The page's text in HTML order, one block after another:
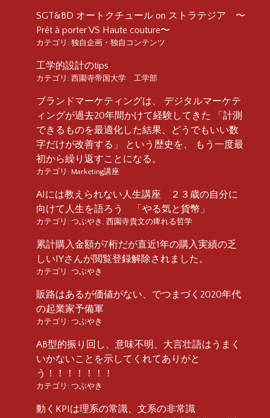
SGT&BD オートクチュール on ストラテジア 〜
Prêt à porter VS Haute couture〜
カテゴリ: 独自企画・独自コンテンツ
工学的設計のtips
カテゴリ: 西園寺帝国大学 工学部
ブランドマーケティングは、 デジタルマーケテ
ィングが過去20年間かけて経験してきた 「計測
できるものを最適化した結果、どうでもいい数
字だけが改善する」 という歴史を、 もう一度最
初から繰り返すことになる。
カテゴリ: Marketing講座
AIには教えられない人生講座 ２３歳の自分に
向けて人生を語ろう 「やる気と貨幣」
カテゴリ: つぶやき 西園寺貴文の痺れる哲学
累計購入金額が7桁だが直近1年の購入実績の乏
しいIYさんが閲覧登録解除されました。
カテゴリ: つぶやき
販路はあるが価値がない、でつまづく2020年代
の起業家予備軍
カテゴリ: つぶやき
AB型的振り回し、意味不明、大言壮語はうまく
いかないことを示してくれてありがと
う！！！！！！！
カテゴリ: つぶやき
動くKPIは理系の常識、文系の非常識